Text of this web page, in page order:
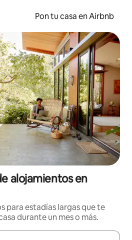
Pon tu casa en Airbnb
alojamientos en
para estadías largas que te
durante un mes o más.